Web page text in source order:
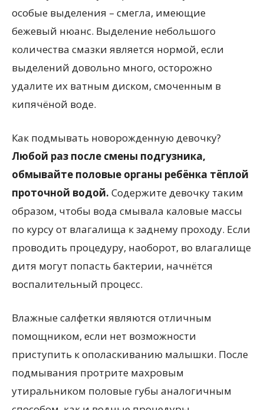
особые выделения – смегла, имеющие
бежевый нюанс. Выделение небольшого
количества смазки является нормой, если
выделений довольно много, осторожно
удалите их ватным диском, смоченным в
кипячёной воде.
Как подмывать новорожденную девочку?
Любой раз после смены подгузника,
обмывайте половые органы ребёнка тёплой
проточной водой. Содержите девочку таким
образом, чтобы вода смывала каловые массы
по курсу от влагалища к заднему проходу. Если
проводить процедуру, наоборот, во влагалище
дитя могут попасть бактерии, начнётся
воспалительный процесс.
Влажные салфетки являются отличным
помощником, если нет возможности
приступить к ополаскиванию малышки. После
подмывания протрите махровым
утиральником половые губы аналогичным